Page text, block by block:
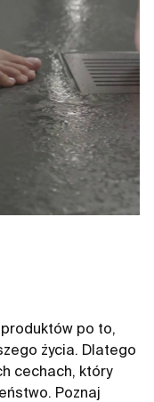
po to,
życia. Dlatego
cechach, który
Poznaj